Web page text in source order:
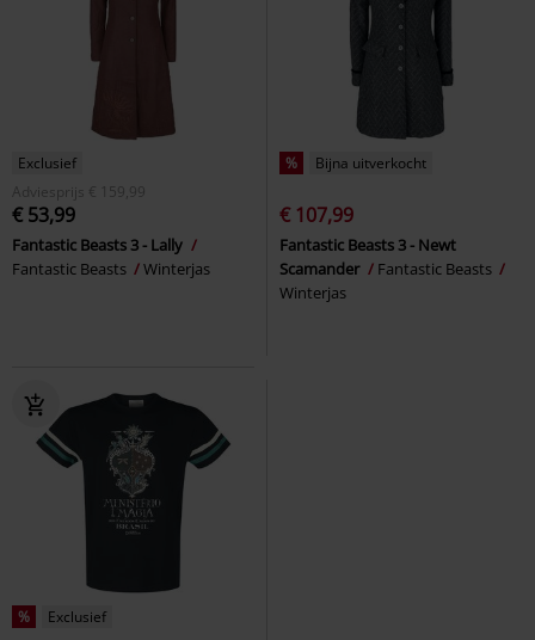
Exclusief
Adviesprijs
€ 159,99
€ 53,99
Fantastic Beasts 3 - Lally
Fantastic Beasts
Winterjas
% Bijna uitverkocht
€ 107,99
Fantastic Beasts 3 - Newt
Scamander
Fantastic Beasts
Winterjas
% Exclusief